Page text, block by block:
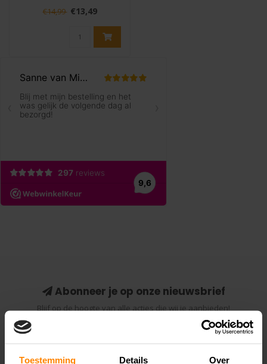
Toestemming Details Over
Ondersteuning en Comfort
op de Baa..
€14,99 €13,49
Abonneer je op onze nieuwsbrief
Blijf op de hoogte van alle acties die wij je aanbieden!
Abonneer